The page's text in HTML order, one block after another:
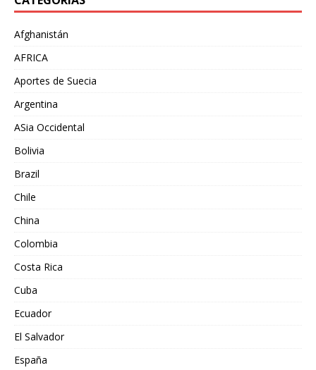
Afghanistán
AFRICA
Aportes de Suecia
Argentina
ASia Occidental
Bolivia
Brazil
Chile
China
Colombia
Costa Rica
Cuba
Ecuador
El Salvador
España